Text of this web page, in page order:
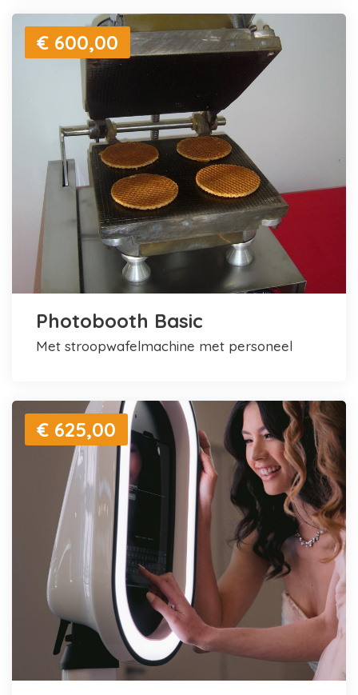
€ 600,00
Photobooth Basic
met stroopwafelmachine met personeel
€ 625,00